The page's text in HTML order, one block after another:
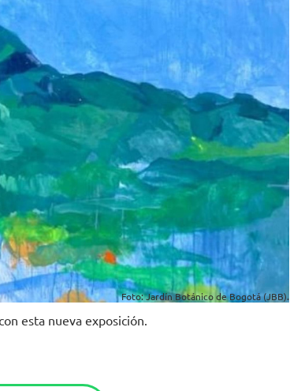
Foto: Jardín Botánico de Bogotá (JBB).
esta nueva exposición.